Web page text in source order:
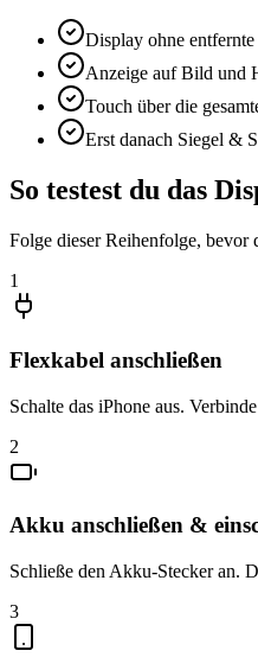
Display ohne
Anzeige auf Bild und
Touch über die
Erst danach Siegel &
So testest du das
Folge dieser Reihenfolge, bevor
1
Flexkabel anschließen
Schalte das iPhone aus.
2
Akku anschließen &
Schließe den Akku-Stecker an.
3